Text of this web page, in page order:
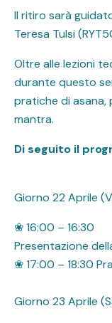
Il ritiro sarà
Teresa Tulsi
Oltre alle lezioni
durante questo
pratiche di asana,
mantra.
Di seguito il
Giorno 22 Aprile
❀ 16:00 – 16:30
Presentazione
❀ 17:00 – 18:30
Giorno 23 Aprile